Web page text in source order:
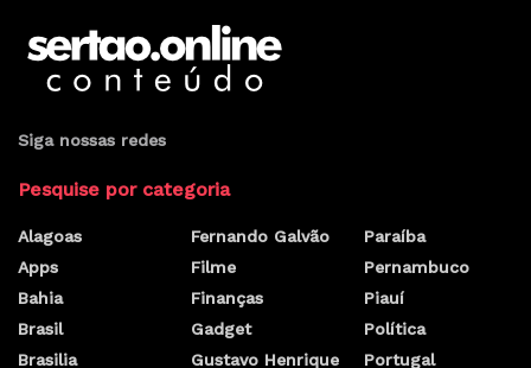
Siga nossas redes
Pesquise por categoria
Alagoas
Apps
Bahia
Brasil
Brasilia
Fernando Galvão
Filme
Finanças
Gadget
Gustavo Henrique
Paraíba
Pernambuco
Piauí
Política
Portugal